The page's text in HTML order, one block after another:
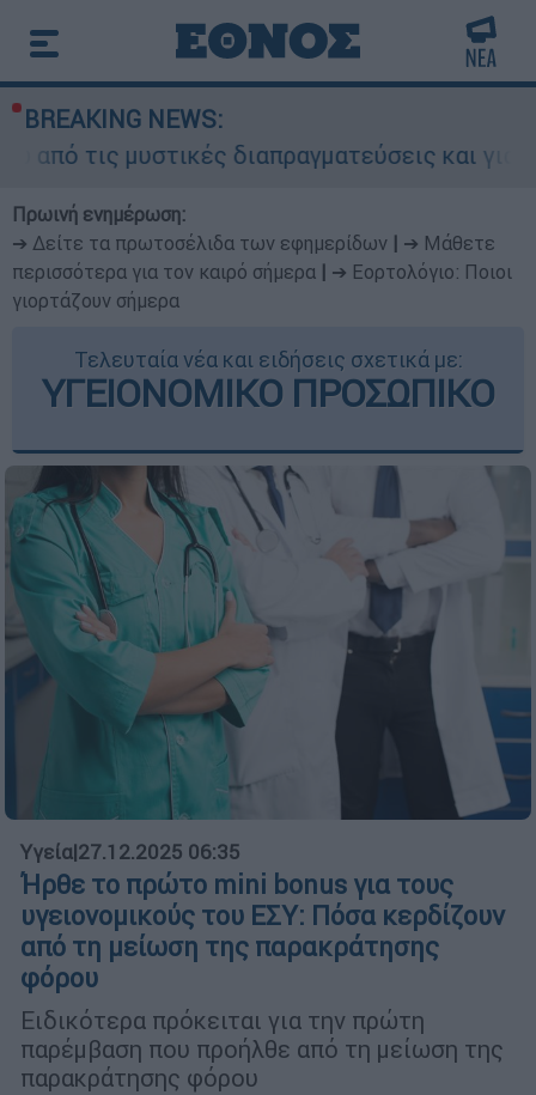
BREAKING NEWS:
διαπραγματεύσεις και γιατί
Πρωινή ενημέρωση:
➔ Δείτε τα πρωτοσέλιδα των εφημερίδων
➔ Μάθετε
περισσότερα για τον καιρό σήμερα
➔ Εορτολόγιο: Ποιοι
γιορτάζουν σήμερα
Τελευταία νέα και ειδήσεις σχετικά με:
ΥΓΕΙΟΝΟΜΙΚΟ ΠΡΟΣΩΠΙΚΟ
Υγεία|27.12.2025 06:35
Ήρθε το πρώτο mini bonus για τους
υγειονομικούς του ΕΣΥ: Πόσα κερδίζουν
από τη μείωση της παρακράτησης
φόρου
Ειδικότερα πρόκειται για την πρώτη
παρέμβαση που προήλθε από τη μείωση της
παρακράτησης φόρου